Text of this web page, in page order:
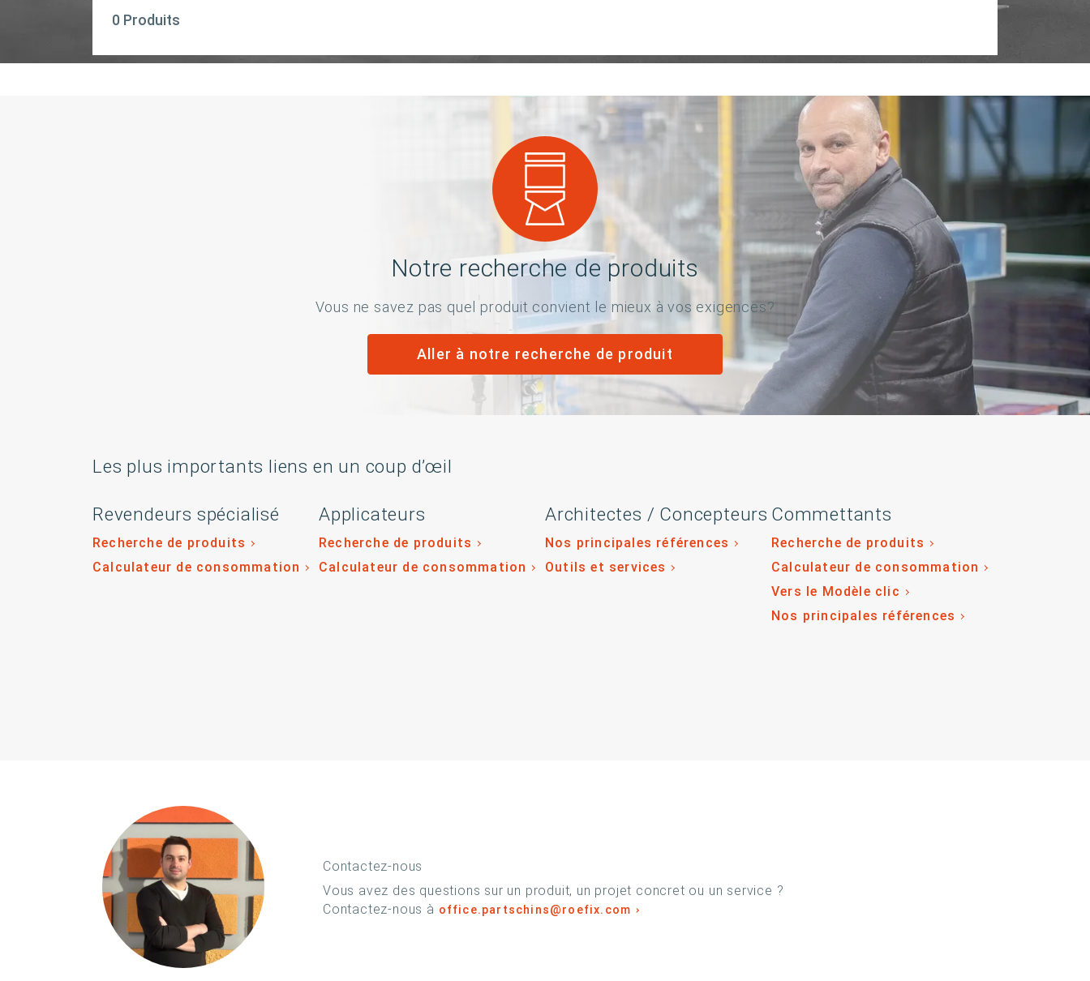
0 Produits
Notre recherche de produits
Vous ne savez pas quel produit convient le mieux à vos exigences?
Aller à notre recherche de produit
Les plus importants liens en un coup d’œil
Revendeurs spécialisé
Recherche de produits
Calculateur de consommation
Applicateurs
Recherche de produits
Calculateur de consommation
Architectes / Concepteurs
Nos principales références
Outils et services
Commettants
Recherche de produits
Calculateur de consommation
Vers le Modèle clic
Nos principales références
Contactez-nous
Vous avez des questions sur un produit, un projet concret ou un service ?
Contactez-nous à office.partschins@roefix.com